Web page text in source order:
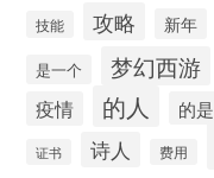
技能 攻略 新年
是一个 梦幻西游
疫情 的人 的是
证书 诗人 费用